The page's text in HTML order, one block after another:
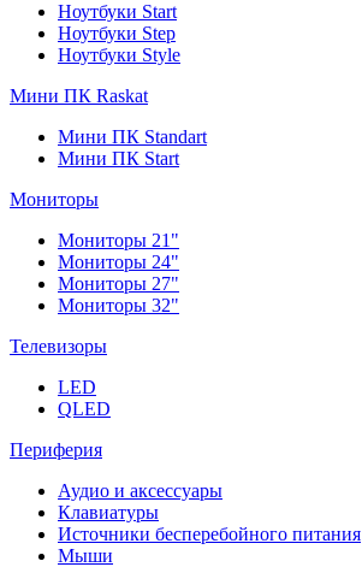
Ноутбуки Start
Ноутбуки Step
Ноутбуки Style
Мини ПК Raskat
Мини ПК Standart
Мини ПК Start
Мониторы
Мониторы 21"
Мониторы 24"
Мониторы 27"
Мониторы 32"
Телевизоры
LED
QLED
Периферия
Аудио и аксессуары
Клавиатуры
Источники бесперебойного питания
Мыши